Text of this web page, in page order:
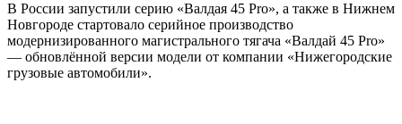
В России запустили серию «Валдая 45 Pro», а также в Нижнем
Новгороде стартовало серийное производство
модернизированного магистрального тягача «Валдай 45 Pro»
— обновлённой версии модели от компании «Нижегородские
грузовые автомобили».